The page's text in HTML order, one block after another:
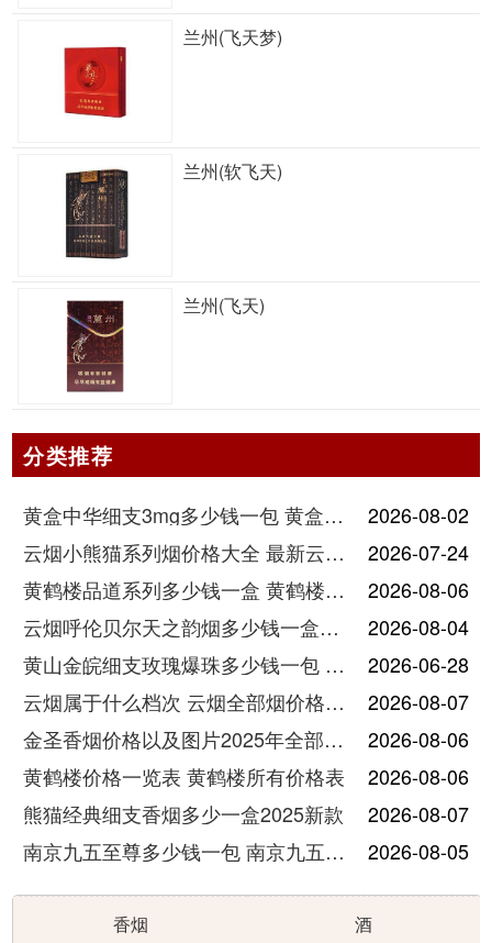
兰州(飞天梦)
兰州(软飞天)
兰州(飞天)
分类推荐
黄盒中华细支3mg多少钱一包 黄盒中华细支3mg香烟价格查询
2026-08-02
云烟小熊猫系列烟价格大全 最新云烟小熊猫图片报价
2026-07-24
黄鹤楼品道系列多少钱一盒 黄鹤楼品道系列香烟价格表图片
2026-08-06
云烟呼伦贝尔天之韵烟多少钱一盒中支价格
2026-08-04
黄山金皖细支玫瑰爆珠多少钱一包 黄山金皖细支玫瑰爆珠2025最新价格
2026-06-28
云烟属于什么档次 云烟全部烟价格表大全
2026-08-07
金圣香烟价格以及图片2025年全部价格
2026-08-06
黄鹤楼价格一览表 黄鹤楼所有价格表
2026-08-06
熊猫经典细支香烟多少一盒2025新款
2026-08-07
南京九五至尊多少钱一包 南京九五至尊价格及图片
2026-08-05
香烟 酒